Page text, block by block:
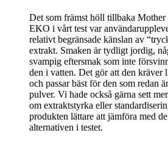
Det som främst höll tillbaka
EKO i vårt test var
relativt begränsade känslan av
extrakt. Smaken är tydligt jordig,
svampig eftersmak som inte
den i vatten. Det gör att den kräver
och passar bäst för den som redan
pulver. Vi hade också gärna sett
om extraktstyrka eller
produkten lättare att jämföra med
alternativen i testet.